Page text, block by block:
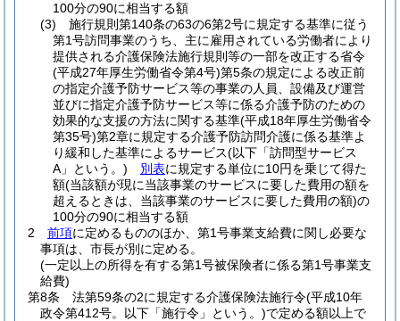
100分の90に相当する額
(3)
施行規則第140条の63の6第2号に規定する基準に従う
第1号訪問事業のうち、主に雇用されている労働者により
提供される介護保険法施行規則等の一部を改正する省令
(平成27年厚生労働省令第4号)第5条の規定による改正前
の指定介護予防サービス等の事業の人員、設備及び運営
並びに指定介護予防サービス等に係る介護予防のための
効果的な支援の方法に関する基準(平成18年厚生労働省令
第35号)第2章に規定する介護予防訪問介護に係る基準よ
り緩和した基準によるサービス(以下「訪問型サービス
A」という。)
別表に規定する単位に10円を乗じて得た
額(当該額が現に当該事業のサービスに要した費用の額を
超えるときは、当該事業のサービスに要した費用の額)の
100分の90に相当する額
2
前項に定めるもののほか、第1号事業支給費に関し必要な
事項は、市長が別に定める。
(一定以上の所得を有する第1号被保険者に係る第1号事業支
給費)
第8条
法第59条の2に規定する介護保険法施行令(平成10年
政令第412号。以下「施行令」という。)で定める額以上で